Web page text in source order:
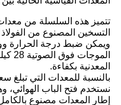
تتميز هذه السلسلة من
التسخين المصنوع من
ويمكن ضبط درجة الحرارة
المعدنية بكفاءة.
نستخدم فتح الباب الهوائي،